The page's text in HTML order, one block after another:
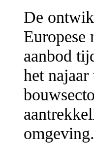
De
Europese
aanbod
het
omgeving.